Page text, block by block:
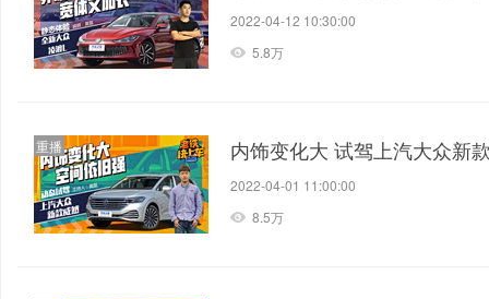
2022-04-12 10:30:00
5.8万
重播 内饰变化大 试驾上汽大众新
2022-04-01 11:00:00
8.5万